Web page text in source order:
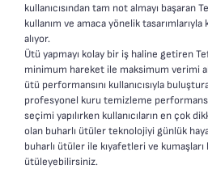
görünüm için mükemmel
bir çözümdür.
kullanıcısından tam not almayı
kullanım ve amaca yönelik tasarımlarıyla
alıyor.
Ütü yapmayı kolay bir iş haline getiren
minimum hareket ile maksimum verimi
ütü performansını kullanıcısıyla
profesyonel kuru temizleme
seçimi yapılırken kullanıcıların en çok
olan buharlı ütülerteknolojiyi günlük
buharlı ütüler ile kıyafetleri ve
ütüleyebilirsiniz.